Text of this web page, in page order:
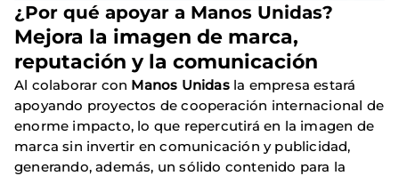
¿Por qué apoyar a Manos Unidas?
Mejora la imagen de marca,
reputación y la comunicación
Al colaborar con Manos Unidasla empresa estará
apoyando proyectos de cooperación internacional de
enorme impacto, lo que repercutirá en la imagen de
marca sin invertir en comunicación y publicidad,
generando, además, un sólido contenido para la